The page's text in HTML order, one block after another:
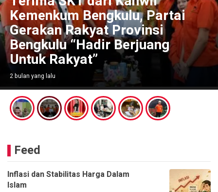
Kemenkum Bengkulu, Partai
Gerakan Rakyat Provinsi
Bengkulu “Hadir Berjuang
Untuk Rakyat”
2 bulan yang lalu
Feed
Inflasi dan Stabilitas Harga Dalam
Islam